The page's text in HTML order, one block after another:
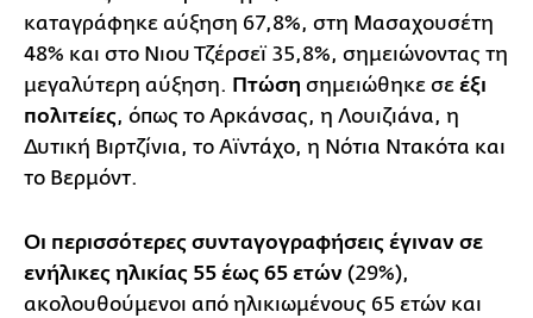
καταγράφηκε αύξηση 67,8%, στη Μασαχουσέτη
48% και στο Νιου Τζέρσεϊ 35,8%, σημειώνοντας τη
μεγαλύτερη αύξηση. Πτώση σημειώθηκε σε έξι
πολιτείες, όπως το Αρκάνσας, η Λουιζιάνα, η
Δυτική Βιρτζίνια, το Αϊντάχο, η Νότια Ντακότα και
το Βερμόντ.
Οι περισσότερες συνταγογραφήσεις έγιναν σε
ενήλικες ηλικίας 55 έως 65 ετών (29%),
ακολουθούμενοι από ηλικιωμένους 65 ετών και